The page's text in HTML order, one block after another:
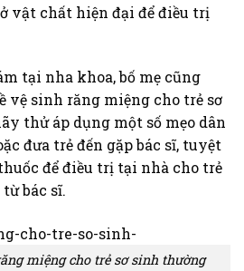
vật chất hiện đại để điều trị
tại nha khoa, bố mẹ cũng
vệ sinh răng miệng cho trẻ sơ
thử áp dụng một số mẹo dân
đưa trẻ đến gặp bác sĩ, tuyệt
để điều trị tại nhà cho trẻ
bác sĩ.
miệng cho trẻ sơ sinh thường